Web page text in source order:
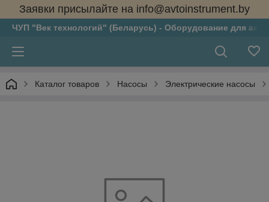
Заявки присылайте на info@avtoinstrument.by
ЧУП "Век технологий" (Беларусь) - Оборудование для
Каталог товаров Насосы Электрические насосы